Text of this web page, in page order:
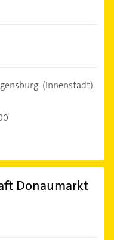
(Innenstadt)
Donaumarkt